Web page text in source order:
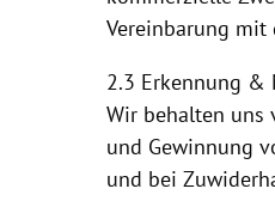
Vereinbarung mit
2.3 Erkennung &
Wir behalten uns
und Gewinnung
und bei